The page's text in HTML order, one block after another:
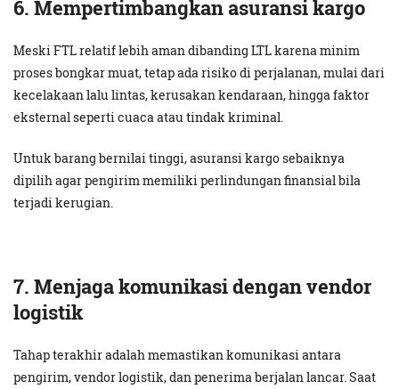
6. Mempertimbangkan asuransi kargo
Meski FTL relatif lebih aman dibanding LTL karena minim
proses bongkar muat, tetap ada risiko di perjalanan, mulai dari
kecelakaan lalu lintas, kerusakan kendaraan, hingga faktor
eksternal seperti cuaca atau tindak kriminal.
Untuk barang bernilai tinggi, asuransi kargo sebaiknya
dipilih agar pengirim memiliki perlindungan finansial bila
terjadi kerugian.
7. Menjaga komunikasi dengan vendor
logistik
Tahap terakhir adalah memastikan komunikasi antara
pengirim, vendor logistik, dan penerima berjalan lancar. Saat